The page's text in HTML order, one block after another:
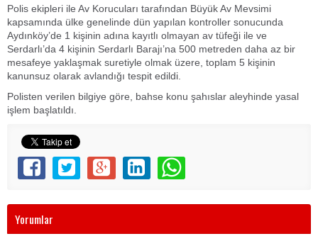
Polis ekipleri ile Av Korucuları tarafından Büyük Av Mevsimi
kapsamında ülke genelinde dün yapılan kontroller sonucunda
Aydınköy’de 1 kişinin adına kayıtlı olmayan av tüfeği ile ve
Serdarlı’da 4 kişinin Serdarlı Barajı’na 500 metreden daha az bir
mesafeye yaklaşmak suretiyle olmak üzere, toplam 5 kişinin
kanunsuz olarak avlandığı tespit edildi.
Polisten verilen bilgiye göre, bahse konu şahıslar aleyhinde yasal
işlem başlatıldı.
Yorumlar